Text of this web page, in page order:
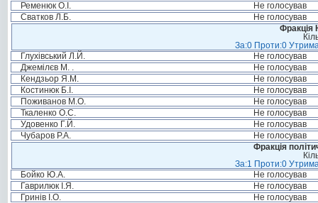
Ременюк О.І.
Не голосував
Сватков Л.Б.
Не голосував
Фракція
За:0 Проти:0
Глухівський Л.Й.
Не голосував
Джемілєв М. .
Не голосував
Кендзьор Я.М.
Не голосував
Костинюк Б.І.
Не голосував
Поживанов М.О.
Не голосував
Ткаленко О.С.
Не голосував
Удовенко Г.Й.
Не голосував
Чубаров Р.А.
Не голосував
Фракція
За:1 Проти:0
Бойко Ю.А.
Не голосував
Гаврилюк І.Я.
Не голосував
Гринів І.О.
Не голосував